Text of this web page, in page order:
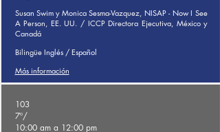
Susan Swim y Monica Sesma-Vazquez, NISAP - Now I See
A Person, EE. UU. / ICCP Directora Ejecutiva, México y
Canadá
Bilingüe Inglés / Español
Más información
103
7º/
10:00 am a 12:00 pm